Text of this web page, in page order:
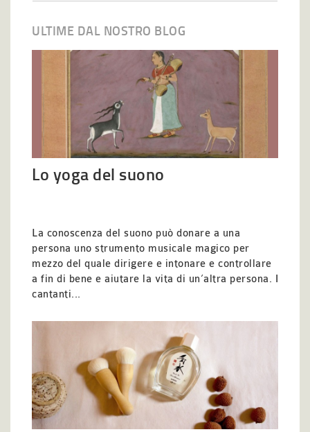
ULTIME DAL NOSTRO BLOG
Lo yoga del suono
La conoscenza del suono può donare a una
persona uno strumento musicale magico per
mezzo del quale dirigere e intonare e controllare
a fin di bene e aiutare la vita di un’altra persona. I
cantanti...